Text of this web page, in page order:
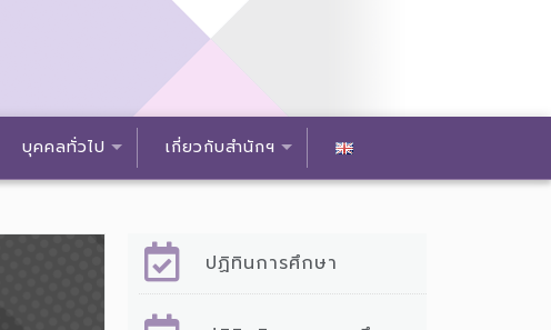
บุคคลทั่วไป เกี่ยวกับสำนักฯ
ปฏิทินการศึกษา